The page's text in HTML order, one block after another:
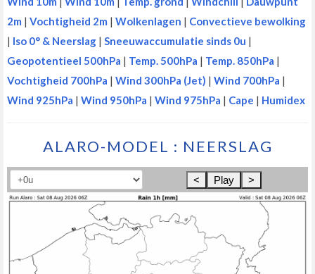
2m | Vochtigheid 2m | Wolkenlagen | Convectieve bewolking
| Iso 0° & Neerslag | Sneeuwaccumulatie sinds 0u |
Geopotentieel 500hPa | Temp. 500hPa | Temp. 850hPa |
Vochtigheid 700hPa | Wind 300hPa (Jet) | Wind 700hPa |
Wind 925hPa | Wind 950hPa | Wind 975hPa | Cape | Humidex
ALARO-MODEL : NEERSLAG
< Play >